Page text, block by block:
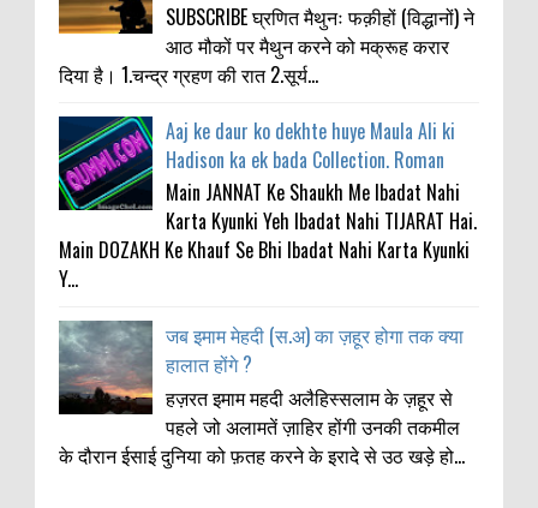
SUBSCRIBE घ्रणित मैथुनः फक़ीहों (विद्धानों) ने
आठ मौकों पर मैथुन करने को मक्रूह करार
दिया है। 1.चन्द्र ग्रहण की रात 2.सूर्य...
Aaj ke daur ko dekhte huye Maula Ali ki
Hadison ka ek bada Collection. Roman
Main JANNAT Ke Shaukh Me Ibadat Nahi
Karta Kyunki Yeh Ibadat Nahi TIJARAT Hai.
Main DOZAKH Ke Khauf Se Bhi Ibadat Nahi Karta Kyunki
Y...
जब इमाम मेहदी (स.अ) का ज़हूर होगा तक क्या
हालात होंगे ?
हज़रत इमाम महदी अलैहिस्सलाम के ज़हूर से
पहले जो अलामतें ज़ाहिर होंगी उनकी तकमील
के दौरान ईसाई दुनिया को फ़तह करने के इरादे से उठ खड़े हो...